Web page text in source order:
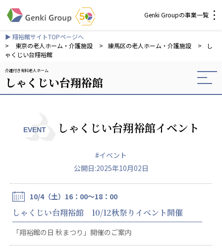
Genki Groupの事業一覧
介護・福祉
社会福祉法人 元気村グループ
社会福祉法人元気村
社会福祉法人長寿の森
株式会社 サンガジャパン
株式会社日本遮蔽技研
サンガ共同組合
株式会社Genkiリレーションズ
一般社団法人 日本高齢者福祉協会
日本高齢者福祉協会
▶ 翔裕館サイトTOPページへ
>
東京の老人ホーム・介護施設 > 練馬区の老人ホーム・介護施設 >
し
ゃくじい台翔裕館
介護付き有料老人ホーム
しゃくじい台翔裕館
EVENT しゃくじい台翔裕館イベント
#イベント
公開日:2025年10月02日
10/4（土）16：00～18：00
しゃくじい台翔裕館 10/12秋祭りイベント開催
「翔裕館の日 秋まつり」開催のご案内